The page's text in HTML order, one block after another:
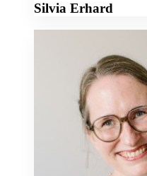
Silvia Erhard